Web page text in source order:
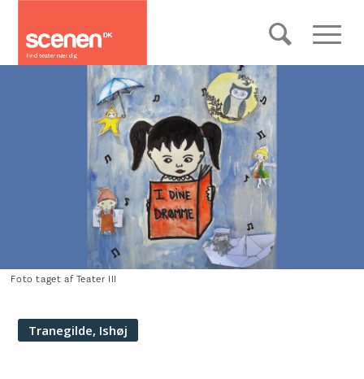
Foto taget af Teater III
Tranegilde, Ishøj